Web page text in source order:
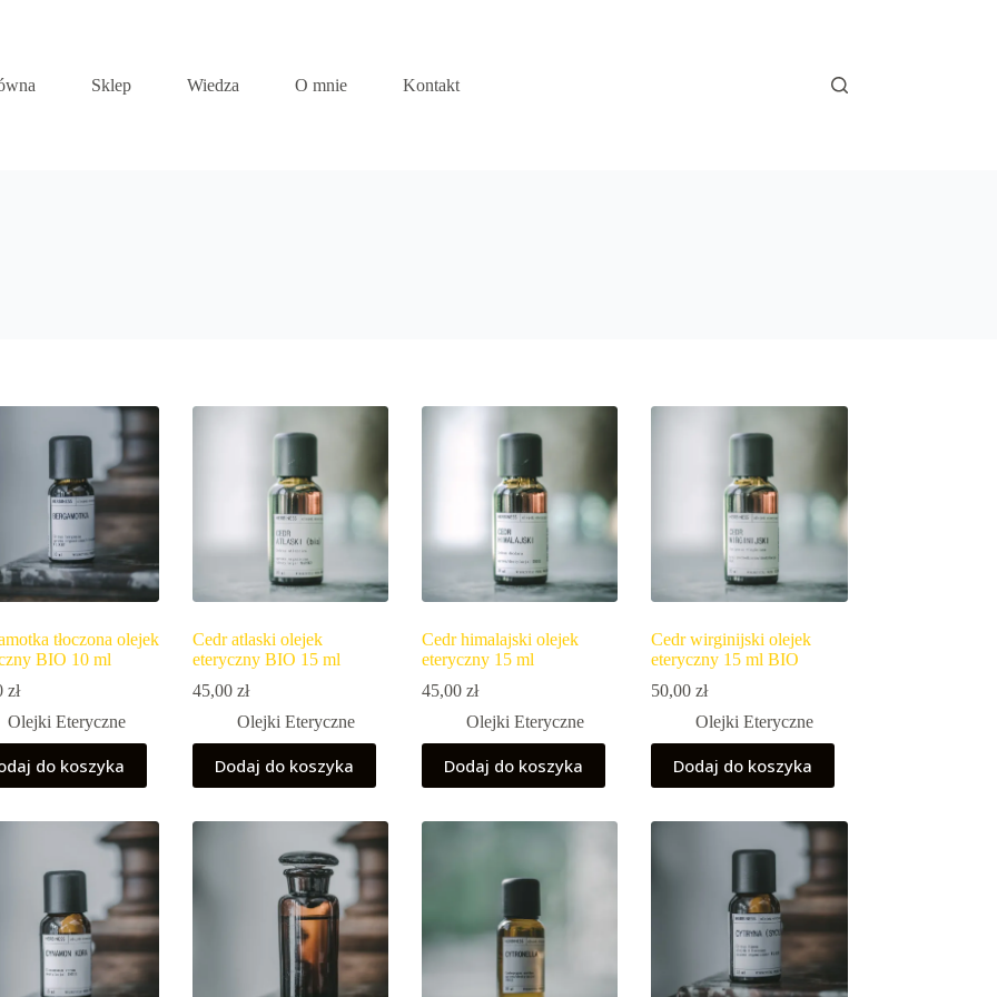
Sklep Wiedza O mnie Kontakt
tłoczona olejek
BIO 10 ml
zł
Olejki Eteryczne
do koszyka
Cedr atlaski olejek
eteryczny BIO 15 ml
45,00zł
Olejki Eteryczne
Dodaj do koszyka
Cedr himalajski olejek
eteryczny 15 ml
45,00zł
Olejki Eteryczne
Dodaj do koszyka
Cedr wirginijski olejek
eteryczny 15 ml BIO
50,00zł
Olejki Eteryczne
Dodaj do koszyka